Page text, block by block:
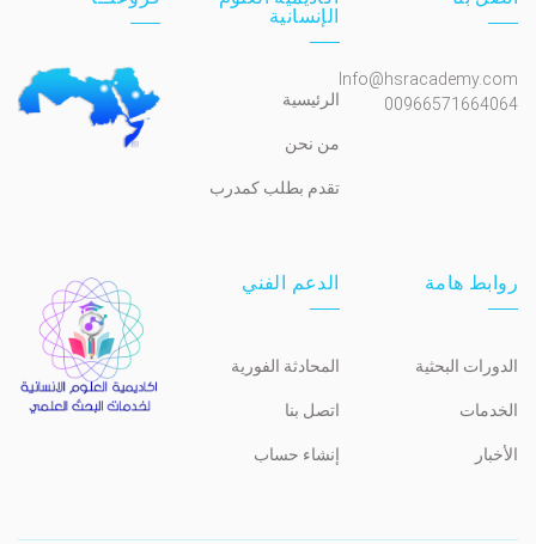
Info@hsracademy.com
00966571664064
الإنسانية
الرئيسية
من نحن
تقدم بطلب كمدرب
روابط هامة
الدورات البحثية
الخدمات
الأخبار
الدعم الفني
المحادثة الفورية
اتصل بنا
إنشاء حساب